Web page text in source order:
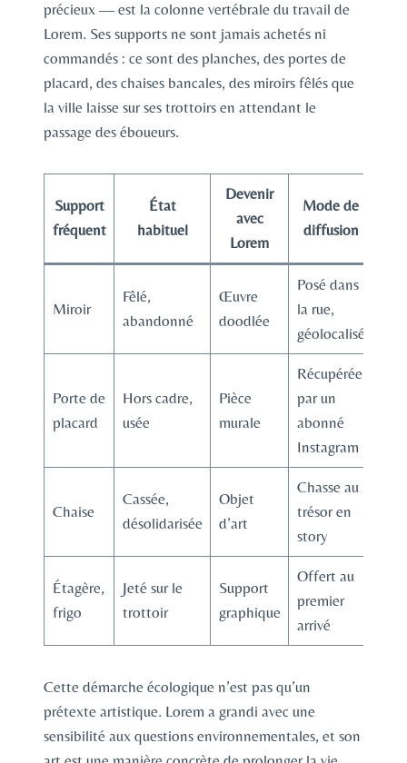
précieux — est la colonne vertébrale du travail de
Lorem. Ses supports ne sont jamais achetés ni
commandés : ce sont des planches, des portes de
placard, des chaises bancales, des miroirs fêlés que
la ville laisse sur ses trottoirs en attendant le
passage des éboueurs.
Support
fréquent
État
habituel
Devenir
avec
Lorem
Mode de
diffusion
Miroir
Fêlé,
abandonné
Œuvre
doodlée
Posé dans
la rue,
géolocalisé
Porte de
placard
Hors cadre,
usée
Pièce
murale
Récupérée
par un
abonné
Instagram
Chaise
Cassée,
désolidarisée
Objet
d’art
Chasse au
trésor en
story
Étagère,
frigo
Jeté sur le
trottoir
Support
graphique
Offert au
premier
arrivé
Cette démarche écologique n’est pas qu’un
prétexte artistique. Lorem a grandi avec une
sensibilité aux questions environnementales, et son